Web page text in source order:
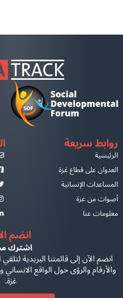
روابط سريعة
الرئيسية
العدوان على قطاع غزة
المساعدات الإنسانية
أصوات من غزة
معلومات عنا
انضم
اشترك
انضم الآن إلى قائمتنا البريدية
والأرقام والرؤى حول الواقع
غزة.